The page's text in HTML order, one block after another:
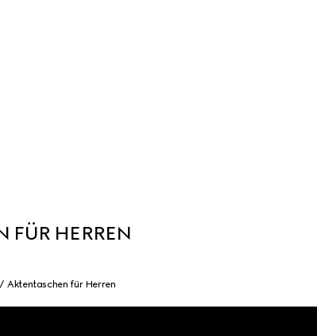
FÜR HERREN
Aktentaschen für Herren